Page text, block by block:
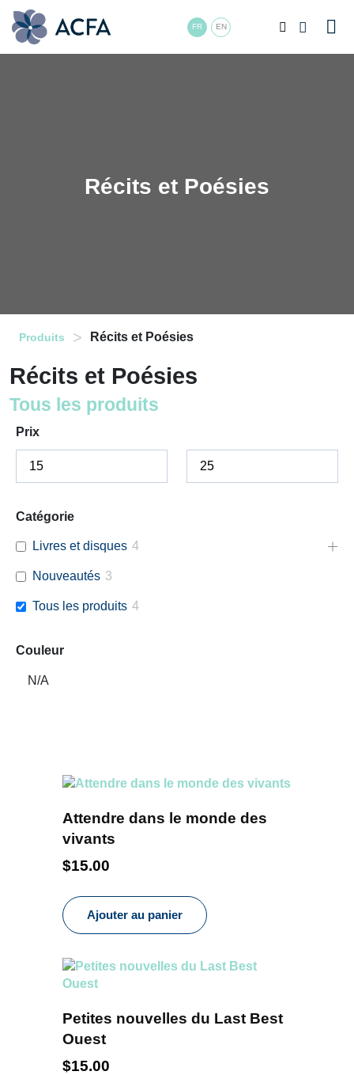
FR EN
Récits et Poésies
Produits > Récits et Poésies
Récits et Poésies
Tous les produits
Prix
Catégorie
Livres et disques 4
Nouveautés 3
Tous les produits 4
Couleur
N/A
Attendre dans le monde des
vivants
$15.00
Ajouter au panier
Petites nouvelles du Last Best
Ouest
$15.00